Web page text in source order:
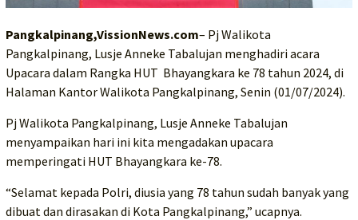
Pangkalpinang,VissionNews.com– Pj Walikota
Pangkalpinang, Lusje Anneke Tabalujan menghadiri acara
Upacara dalam Rangka HUT Bhayangkara ke 78 tahun 2024, di
Halaman Kantor Walikota Pangkalpinang, Senin (01/07/2024).
Pj Walikota Pangkalpinang, Lusje Anneke Tabalujan
menyampaikan hari ini kita mengadakan upacara
memperingati HUT Bhayangkara ke-78.
“Selamat kepada Polri, diusia yang 78 tahun sudah banyak yang
dibuat dan dirasakan di Kota Pangkalpinang,” ucapnya.